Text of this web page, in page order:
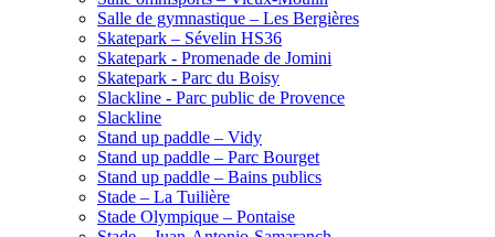
Salle de gymnastique – Les Bergières
Skatepark – Sévelin HS36
Skatepark - Promenade de Jomini
Skatepark - Parc du Boisy
Slackline - Parc public de Provence
Slackline
Stand up paddle – Vidy
Stand up paddle – Parc Bourget
Stand up paddle – Bains publics
Stade – La Tuilière
Stade Olympique – Pontaise